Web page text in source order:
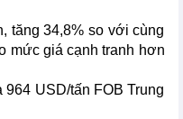
tăng 34,8% so với cùng
mức giá cạnh tranh hơn
USD/tấn FOB Trung